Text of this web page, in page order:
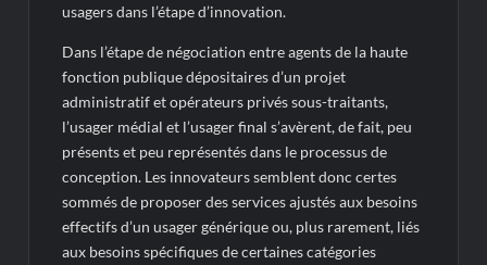
usagers dans l’étape d’innovation.
Dans l’étape de négociation entre agents de la haute
fonction publique dépositaires d’un projet
administratif et opérateurs privés sous-traitants,
l’usager médial et l’usager final s’avèrent, de fait, peu
présents et peu représentés dans le processus de
conception. Les innovateurs semblent donc certes
sommés de proposer des services ajustés aux besoins
effectifs d’un usager générique ou, plus rarement, liés
aux besoins spécifiques de certaines catégories